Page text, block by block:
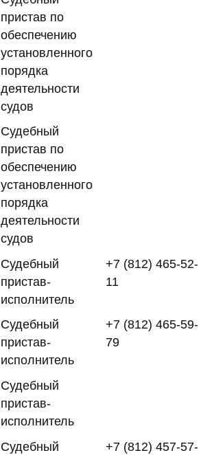
пристав по
обеспечению
установленного
порядка
деятельности
судов
Судебный
пристав по
обеспечению
установленного
порядка
деятельности
судов
Судебный
пристав-
исполнитель
+7 (812) 465-52-
11
Судебный
пристав-
исполнитель
+7 (812) 465-59-
79
Судебный
пристав-
исполнитель
Судебный
+7 (812) 457-57-